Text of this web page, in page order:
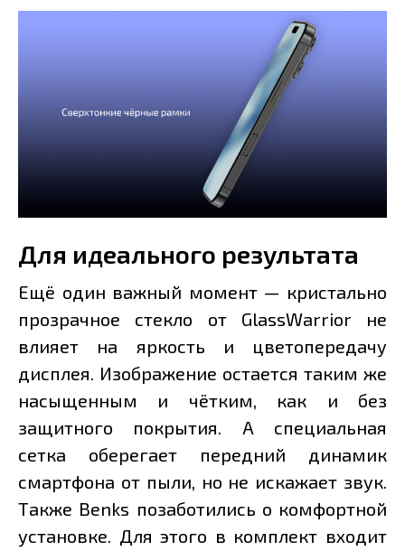
Для идеального результата
Ещё один важный момент — кристально
прозрачное стекло от GlassWarrior не
влияет на яркость и цветопередачу
дисплея. Изображение остается таким же
насыщенным и чётким, как и без
защитного покрытия. А специальная
сетка оберегает передний динамик
смартфона от пыли, но не искажает звук.
Также Benks позаботились о комфортной
установке. Для этого в комплект входит